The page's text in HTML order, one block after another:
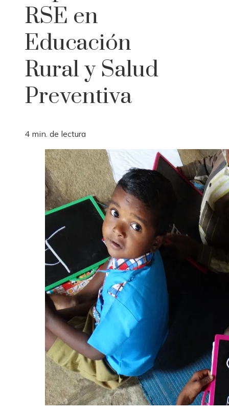
RSE en
Educación
Rural y Salud
Preventiva
4 min. de lectura